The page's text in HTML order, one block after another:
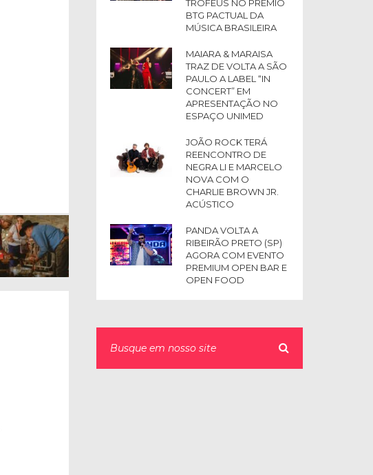
TROFÉUS NO PRÊMIO
BTG PACTUAL DA
MÚSICA BRASILEIRA
MAIARA & MARAISA
TRAZ DE VOLTA A SÃO
PAULO A LABEL “IN
CONCERT” EM
APRESENTAÇÃO NO
ESPAÇO UNIMED
JOÃO ROCK TERÁ
REENCONTRO DE
NEGRA LI E MARCELO
NOVA COM O
CHARLIE BROWN JR.
ACÚSTICO
PANDA VOLTA A
RIBEIRÃO PRETO (SP)
AGORA COM EVENTO
PREMIUM OPEN BAR E
OPEN FOOD